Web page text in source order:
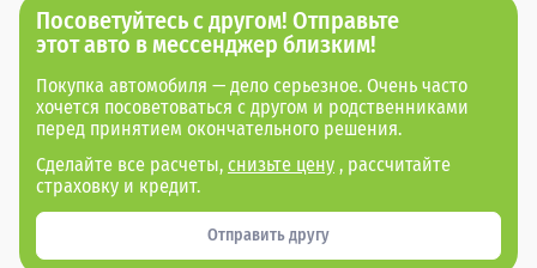
Посоветуйтесь с другом! Отправьте
этот авто в мессенджер близким!
Покупка автомобиля — дело серьезное. Очень часто
хочется посоветоваться с другом и родственниками
перед принятием окончательного решения.
Сделайте все расчеты, снизьте цену , рассчитайте
страховку и кредит.
Отправить другу